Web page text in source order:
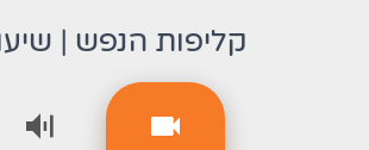
קליפות הנפש |